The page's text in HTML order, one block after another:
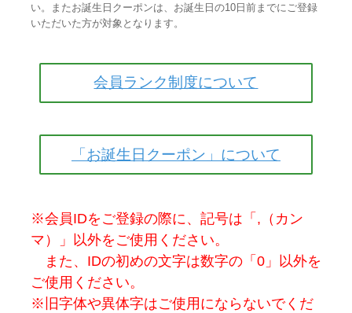
い。またお誕生日クーポンは、お誕生日の10日前までにご登録
いただいた方が対象となります。
会員ランク制度について
「お誕生日クーポン」について
※会員IDをご登録の際に、記号は「,（カン
マ）」以外をご使用ください。
また、IDの初めの文字は数字の「0」以外を
ご使用ください。
※旧字体や異体字はご使用にならないでくだ